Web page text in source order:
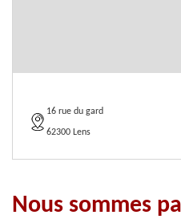
16 rue du gard
62300 Lens
Nous sommes